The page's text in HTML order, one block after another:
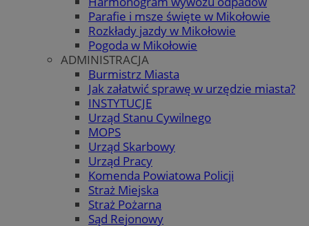
Parafie i msze święte w Mikołowie
Rozkłady jazdy w Mikołowie
Pogoda w Mikołowie
ADMINISTRACJA
Burmistrz Miasta
Jak załatwić sprawę w urzędzie miasta?
INSTYTUCJE
Urząd Stanu Cywilnego
MOPS
Urząd Skarbowy
Urząd Pracy
Komenda Powiatowa Policji
Straż Miejska
Straż Pożarna
Sąd Rejonowy